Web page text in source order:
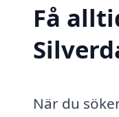
Få
När du